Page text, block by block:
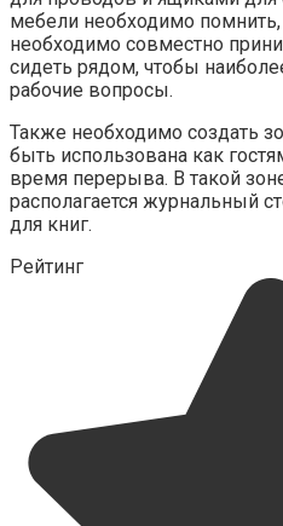
мебели необходимо
необходимо совместно
сидеть рядом, чтобы
рабочие вопросы.
Также необходимо создать
быть использована как
время перерыва. В такой
располагается журнальный
для книг.
Рейтинг